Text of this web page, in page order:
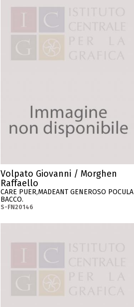
Volpato Giovanni / Morghen
Raffaello
CARE PUER,MADEANT GENEROSO POCULA
BACCO.
S-FN20146